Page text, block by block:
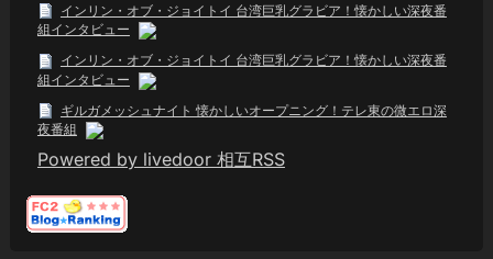
インリン・オブ・ジョイトイ 台湾巨乳グラビア！懐かしい深夜番
組インタビュー
インリン・オブ・ジョイトイ 台湾巨乳グラビア！懐かしい深夜番
組インタビュー
ギルガメッシュナイト 懐かしいオープニング！テレ東の微エロ深
夜番組
Powered by livedoor 相互RSS